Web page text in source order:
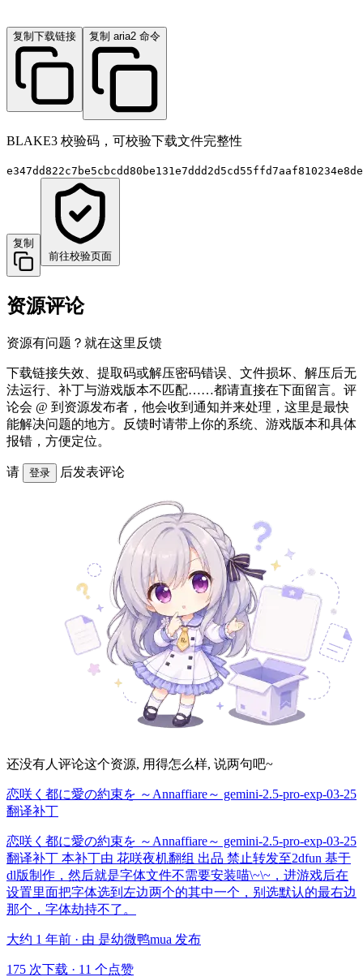
复制下载链接 复制 aria2 命令
BLAKE3 校验码，可校验下载文件完整性
复制
前往校验页面
资源评论
资源有问题？就在这里反馈
下载链接失效、提取码或解压密码错误、文件损坏、解压后无
法运行、补丁与游戏版本不匹配……都请直接在下面留言。评
论会 @ 到资源发布者，他会收到通知并来处理，这里是最快
能解决问题的地方。反馈时请带上你的系统、游戏版本和具体
报错，方便定位。
请 登录 后发表评论
还没有人评论这个资源, 用得怎么样, 说两句吧~
恋咲く都に愛の約束を ～Annaffiare～ gemini-2.5-pro-exp-03-25
翻译补丁
恋咲く都に愛の約束を ～Annaffiare～ gemini-2.5-pro-exp-03-25
翻译补丁 本补丁由 花咲夜机翻组 出品 禁止转发至2dfun 基于
dl版制作，然后就是字体文件不需要安装喵\~\~，进游戏后在
设置里面把字体选到左边两个的其中一个，别选默认的最右边
那个，字体劫持不了。
大约 1 年前 · 由 是幼微鸭mua 发布
175 次下载 · 11 个点赞